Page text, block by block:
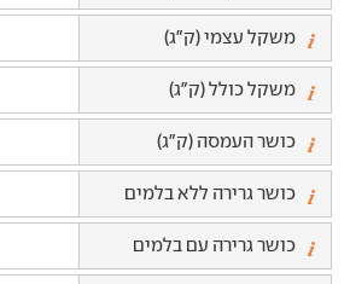
משקל עצמי (ק"ג)
משקל כולל (ק"ג)
כושר העמסה (ק"ג)
כושר גרירה ללא בלמים
כושר גרירה עם בלמים